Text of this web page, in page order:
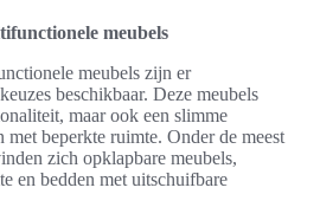
meubels
meubels zijn er
beschikbaar. Deze meubels
maar ook een slimme
beperkte ruimte. Onder de meest
zich opklapbare meubels,
en bedden met uitschuifbare